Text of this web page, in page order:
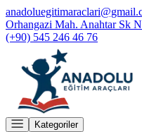
Orhangazi Mah. Anahtar Sk
(+90) 545 246 46 76
Kategoriler